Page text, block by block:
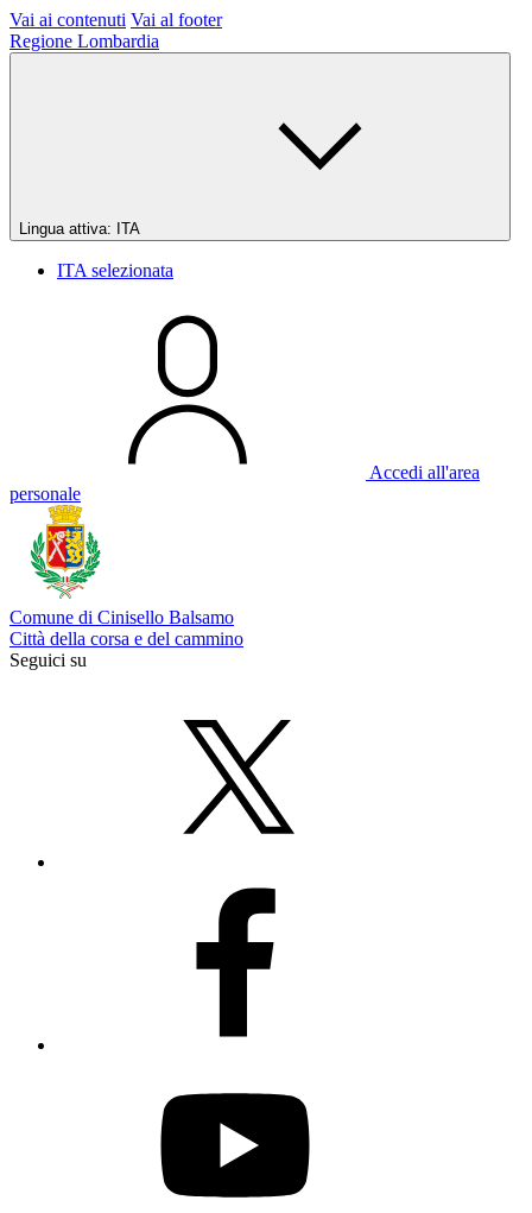
Vai ai contenuti Vai al footer
Regione Lombardia
Lingua attiva: ITA
ITA selezionata
Accedi all'area
personale
Comune di Cinisello Balsamo
Città della corsa e del cammino
Seguici su